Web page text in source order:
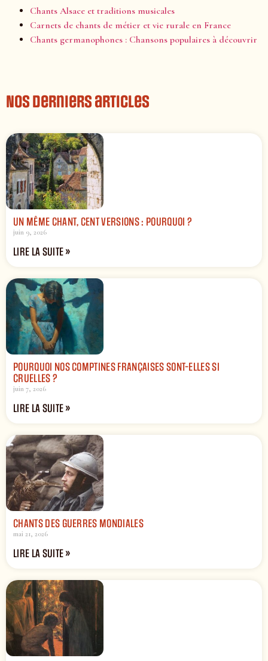
Chants Alsace et traditions musicales
Carnets de chants de métier et vie rurale en France
Chants germanophones : Chansons populaires à découvrir
Nos derniers articles
UN MÊME CHANT, CENT VERSIONS : POURQUOI ?
juin 9, 2026
LIRE LA SUITE »
POURQUOI NOS COMPTINES FRANÇAISES SONT-ELLES SI
CRUELLES ?
juin 7, 2026
LIRE LA SUITE »
CHANTS DES GUERRES MONDIALES
mai 21, 2026
LIRE LA SUITE »